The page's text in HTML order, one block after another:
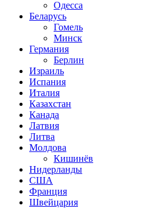
Одесса
Беларусь
Гомель
Минск
Германия
Берлин
Израиль
Испания
Италия
Казахстан
Канада
Латвия
Литва
Молдова
Кишинёв
Нидерланды
США
Франция
Швейцария